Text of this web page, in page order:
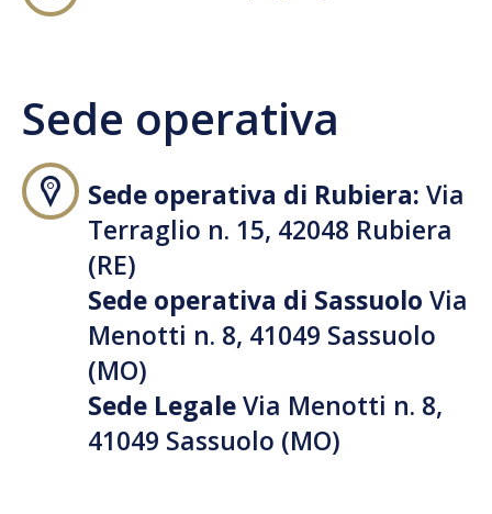
Sede operativa
Sede operativa di Rubiera: Via
Terraglio n. 15, 42048 Rubiera
(RE)
Sede operativa di Sassuolo Via
Menotti n. 8, 41049 Sassuolo
(MO)
Sede LegaleVia Menotti n. 8,
41049 Sassuolo (MO)